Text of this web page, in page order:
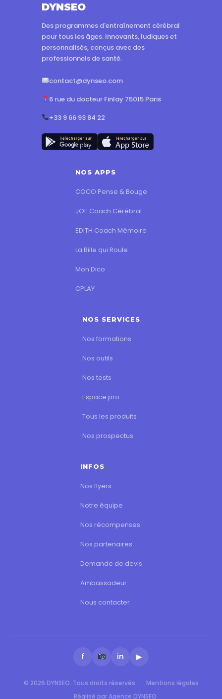
DYNSEO
Des programmes d'entraînement cérébral
pour tous les âges. Innovants, ludiques et
personnalisés, conçus avec des
professionnels de santé.
contact@dynseo.com
6 rue du docteur Finlay 75015 Paris
+33 9 66 93 84 22
NOS APPS
COCO Pense & Bouge
JOE Coach Cérébral
EDITH Coach Mémoire
La Bille qui Roule
Mon Dico
CPLAY
NOS SERVICES
Nos formations
Nos outils
Nos tests
Espace pro
Tous les produits
Nos prospectus
INFOS
Nos flyers
Notre équipe
Nos récompenses
Nos partenaires
Demande de devis
Ambassadeur
Nous contacter
f in ▶
© 2026 DYNSEO. Tous droits réservés.
Mentions légales
Réalisé par Agence DYNSEO